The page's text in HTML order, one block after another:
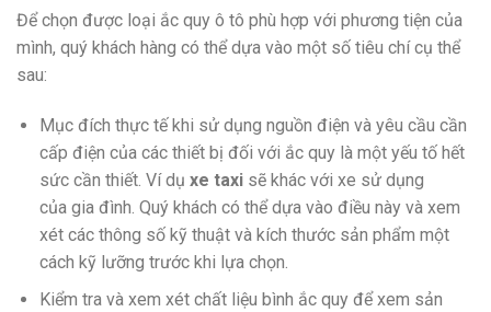
Để chọn được loại ắc quy ô tô phù hợp với phương tiện của
mình, quý khách hàng có thể dựa vào một số tiêu chí cụ thể
sau:
Mục đích thực tế khi sử dụng nguồn điện và yêu cầu cần
cấp điện của các thiết bị đối với ắc quy là một yếu tố hết
sức cần thiết. Ví dụ xe taxi sẽ khác với xe sử dụng
của gia đình. Quý khách có thể dựa vào điều này và xem
xét các thông số kỹ thuật và kích thước sản phẩm một
cách kỹ lưỡng trước khi lựa chọn.
Kiểm tra và xem xét chất liệu bình ắc quy để xem sản